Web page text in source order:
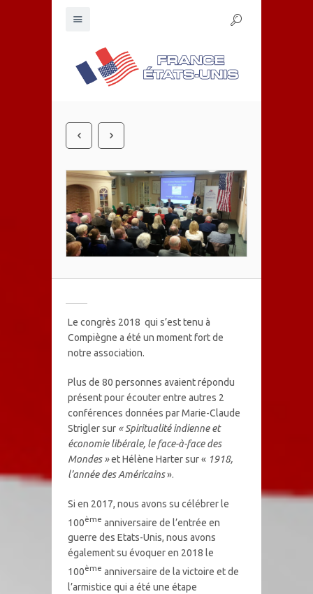
Le congrès 2018 qui s’est tenu à
Compiègne a été un moment fort de
notre association.
Plus de 80 personnes avaient répondu
présent pour écouter entre autres 2
conférences données par Marie-Claude
Strigler sur « Spiritualité indienne et
économie libérale, le face-à-face des
Mondes »et Hélène Harter sur « 1918,
l’année des Américains».
Si en 2017, nous avons su célébrer le
100ème anniversaire de l’entrée en
guerre des Etats-Unis, nous avons
également su évoquer en 2018 le
100ème anniversaire de la victoire et de
l’armistice qui a été une étape